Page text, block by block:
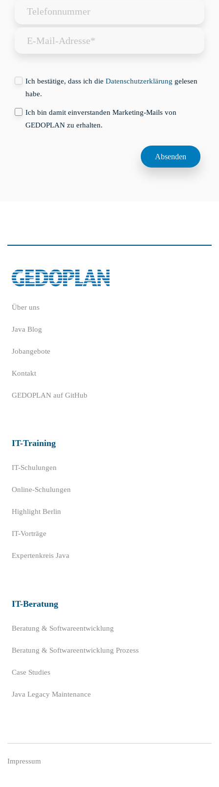
Ich bestätige, dass ich die Datenschutzerklärung gelesen
habe.
Ich bin damit einverstanden Marketing-Mails von
GEDOPLAN zu erhalten.
Über uns
Java Blog
Jobangebote
Kontakt
GEDOPLAN auf GitHub
IT-Training
IT-Schulungen
Online-Schulungen
Highlight Berlin
IT-Vorträge
Expertenkreis Java
IT-Beratung
Beratung & Softwareentwicklung
Beratung & Softwareentwicklung Prozess
Case Studies
Java Legacy Maintenance
Impressum